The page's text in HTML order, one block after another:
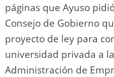
páginas que Ayuso
Consejo de Gobierno
proyecto de ley para
universidad privada a
Administración de